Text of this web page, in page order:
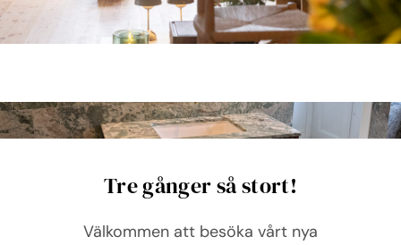
Tre gånger så stort!
Välkommen att besöka vårt nya